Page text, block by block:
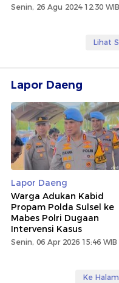
Senin, 26 Agu 2024 12:30 WIB
Lihat
Lapor Daeng
Lapor Daeng
Warga Adukan Kabid
Propam Polda Sulsel ke
Mabes Polri Dugaan
Intervensi Kasus
Senin, 06 Apr 2026 15:46 WIB
Ke